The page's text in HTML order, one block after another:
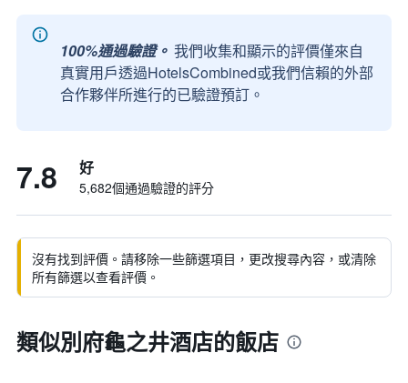
100%通過驗證。 我們收集和顯示的評價僅來自
真實用戶透過HotelsCombined或我們信賴的外部
合作夥伴所進行的已驗證預訂。
7.8 好
5,682個通過驗證的評分
沒有找到評價。請移除一些篩選項目，更改搜尋內容，或清除
所有篩選以查看評價。
類似別府龜之井酒店的飯店